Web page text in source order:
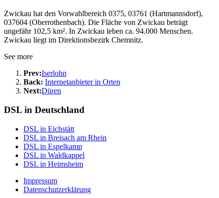
Zwickau hat den Vorwahlbereich 0375, 03761 (Hartmannsdorf),
037604 (Oberrothenbach). Die Fläche von Zwickau beträgt
ungefähr 102,5 km². In Zwickau leben ca. 94.000 Menschen.
Zwickau liegt im Direktionsbezirk Chemnitz.
See more
Prev:Iserlohn
Back: Internetanbieter in Orten
Next:Düren
DSL in Deutschland
DSL in Eichstätt
DSL in Breisach am Rhein
DSL in Espelkamp
DSL in Waldkappel
DSL in Heimsheim
Impressum
Datenschutzerklärung